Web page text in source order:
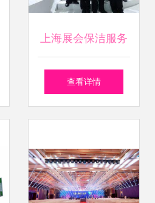
上海展会保洁服务
专业保障，助力会
查看详情